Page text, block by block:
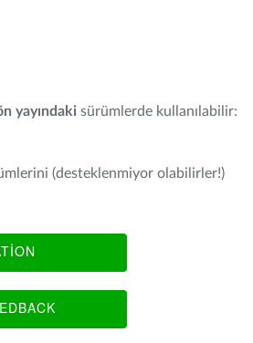
yayındaki sürümlerde kullanılabilir:
(desteklenmiyor olabilirler!)